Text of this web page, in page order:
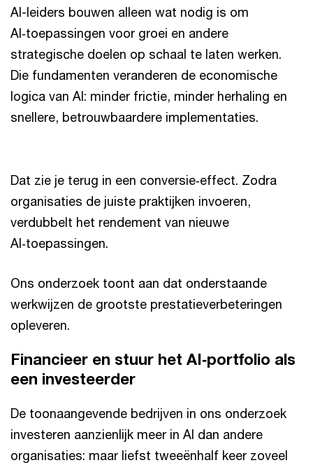
AI-leiders bouwen alleen wat nodig is om
AI‑toepassingen voor groei en andere
strategische doelen op schaal te laten werken.
Die fundamenten veranderen de economische
logica van AI: minder frictie, minder herhaling en
snellere, betrouwbaardere implementaties.
Dat zie je terug in een conversie‑effect. Zodra
organisaties de juiste praktijken invoeren,
verdubbelt het rendement van nieuwe
AI‑toepassingen.
Ons onderzoek toont aan dat onderstaande
werkwijzen de grootste prestatieverbeteringen
opleveren.
Financieer en stuur het AI‑portfolio als
een investeerder
De toonaangevende bedrijven in ons onderzoek
investeren aanzienlijk meer in AI dan andere
organisaties: maar liefst tweeënhalf keer zoveel